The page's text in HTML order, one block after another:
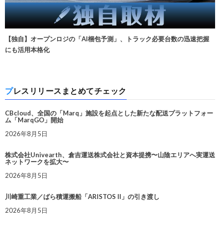
【独自】オープンロジの「AI梱包予測」、トラック必要台数の迅速把握
にも活用本格化
プレスリリースまとめてチェック
CBcloud、全国の「Marq」施設を起点とした新たな配送プラットフォー
ム「MarqGO」開始
2026年8月5日
株式会社Univearth、倉吉運送株式会社と資本提携〜山陰エリアへ実運送
ネットワークを拡大〜
2026年8月5日
川崎重工業／ばら積運搬船「ARISTOS II」の引き渡し
2026年8月5日